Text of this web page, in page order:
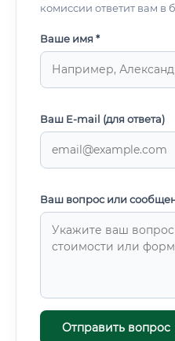
комиссии ответит вам в
Ваше имя *
Ваш E-mail (для ответа)
Ваш вопрос или
Отправить вопрос